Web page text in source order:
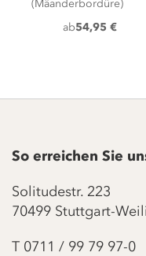
(Mäanderbordüre)
ab54,95 €
So erreichen Sie
Solitudestr. 223
70499 Stuttgart-
T 0711 / 99 79 97-0